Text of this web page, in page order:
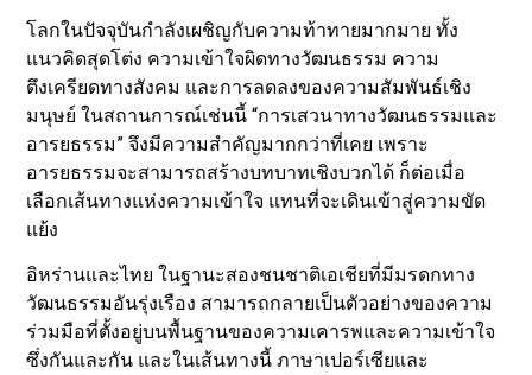
โลกในปัจจุบันกำลังเผชิญกับความท้าทายมากมาย ทั้ง
แนวคิดสุดโต่ง ความเข้าใจผิดทางวัฒนธรรม ความ
ตึงเครียดทางสังคม และการลดลงของความสัมพันธ์เชิง
มนุษย์ ในสถานการณ์เช่นนี้ “การเสวนาทางวัฒนธรรมและ
อารยธรรม” จึงมีความสำคัญมากกว่าที่เคย เพราะ
อารยธรรมจะสามารถสร้างบทบาทเชิงบวกได้ ก็ต่อเมื่อ
เลือกเส้นทางแห่งความเข้าใจ แทนที่จะเดินเข้าสู่ความขัด
แย้ง
อิหร่านและไทย ในฐานะสองชนชาติเอเชียที่มีมรดกทาง
วัฒนธรรมอันรุ่งเรือง สามารถกลายเป็นตัวอย่างของความ
ร่วมมือที่ตั้งอยู่บนพื้นฐานของความเคารพและความเข้าใจ
ซึ่งกันและกัน และในเส้นทางนี้ ภาษาเปอร์เซียและ